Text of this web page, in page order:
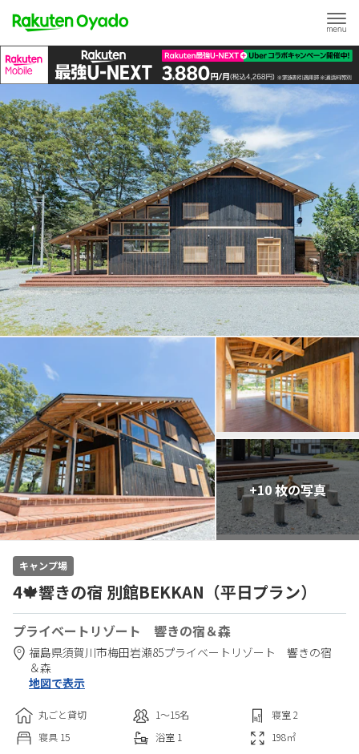
+10 枚の写真
キャンプ場
4🍁響きの宿 別館BEKKAN（平日プラン）
プライベートリゾート 響きの宿＆森
福島県須賀川市梅田岩瀬85プライベートリゾート 響きの宿
＆森
地図で表示
丸ごと貸切 1〜15名 寝室 2
寝具 15 浴室 1 198㎡